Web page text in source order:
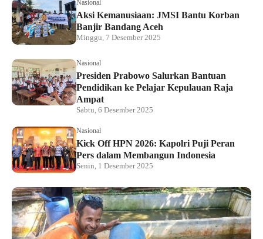
Nasional
Aksi Kemanusiaan: JMSI Bantu Korban
Banjir Bandang Aceh
Minggu, 7 Desember 2025
Nasional
Presiden Prabowo Salurkan Bantuan
Pendidikan ke Pelajar Kepulauan Raja
Ampat
Sabtu, 6 Desember 2025
Nasional
Kick Off HPN 2026: Kapolri Puji Peran
Pers dalam Membangun Indonesia
Senin, 1 Desember 2025